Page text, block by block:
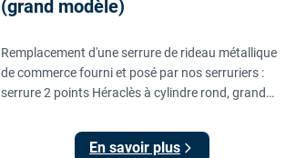
(grand modèle)
Remplacement d'une serrure de rideau métallique
de commerce fourni et posé par nos serruriers :
serrure 2 points Héraclès à cylindre rond, grand
tringle plate et réglage des deux points de
En savoir plus